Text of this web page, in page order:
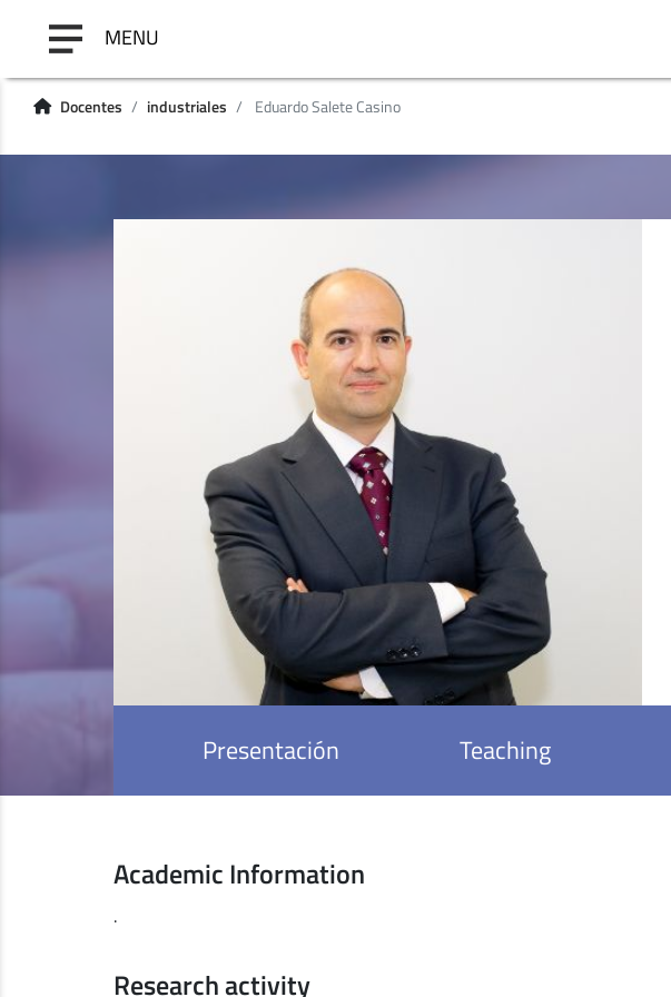
MENU
Docentes industriales Eduardo Salete Casino
Presentación Teaching
Academic Information
.
Research activity